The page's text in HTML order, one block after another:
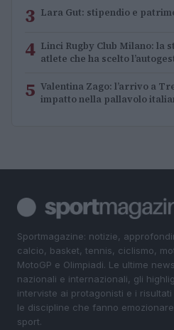
3 Lara Gut: stipendio e
4 Linci Rugby Club Milano: la
atlete che ha scelto
5 Valentina Zago: l’arrivo a
impatto nella pallavolo
Sportmagazine: notizie,
calcio, basket, tennis, ciclismo,
MotoGP e Olimpiadi. Le ultime
nazionali e internazionali, gli
interviste ai protagonisti e i
le discipline che fanno
sport.